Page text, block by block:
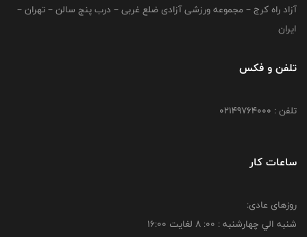
آزاد راه کرج – مجموعه ورزشی آزادی ضلع غربی – درب پنج سالن – تهران –
ایران
تلفن و فکس
تلفن : 02149764000
ساعات کار
روزهای عادی:
شنبه الي چهارشنبه : 00: 8 لغايت 16:00